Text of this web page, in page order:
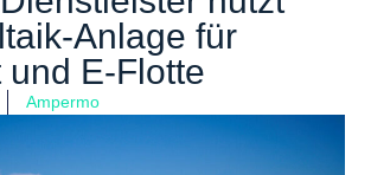
Anlage für
und E-Flotte
Ampermo